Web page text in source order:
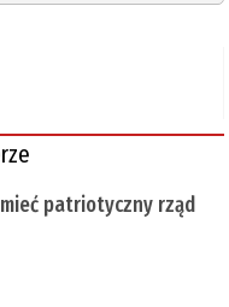
patriotyczny rząd